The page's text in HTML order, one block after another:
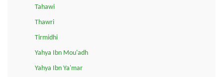
Tahawi
Thawri
Tirmidhi
Yahya Ibn Mou'adh
Yahya Ibn Ya'mar